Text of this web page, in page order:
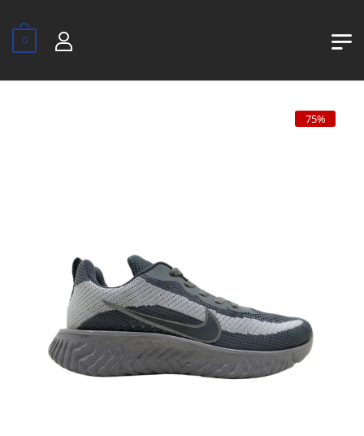
0
75%